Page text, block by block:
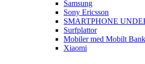
Samsung
Sony Ericsson
SMARTPHONE
Surfplattor
Mobiler med Mobilt
Xiaomi